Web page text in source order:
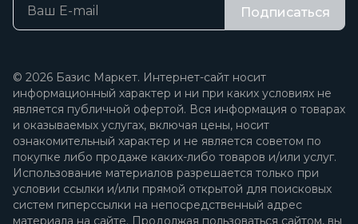
Подписаться
© 2026 Базис Маркет. Интернет-сайт носит
информационный характер и ни при каких условиях не
является публичной офертой. Вся информация о товарах
и оказываемых услугах, включая цены, носит
ознакомительный характер и не является советом по
покупке либо продаже каких-либо товаров и/или услуг.
Использование материалов разрешается только при
условии ссылки и/или прямой открытой для поисковых
систем гиперссылки на непосредственный адрес
материала на сайте. Продолжая пользоваться сайтом, вы